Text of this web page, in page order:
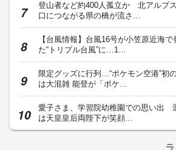
登山者など約400人孤立か 北アルプ
口につながる県の橋が流さ…
【台風情報】台風16号が小笠原近海
た“トリプル台風”に…1…
限定グッズに行列…“ポケモン空港”初
は大混雑 能登が「ポケ…
愛子さま、学習院幼稚園での思い出
は天皇皇后両陛下が笑顔…